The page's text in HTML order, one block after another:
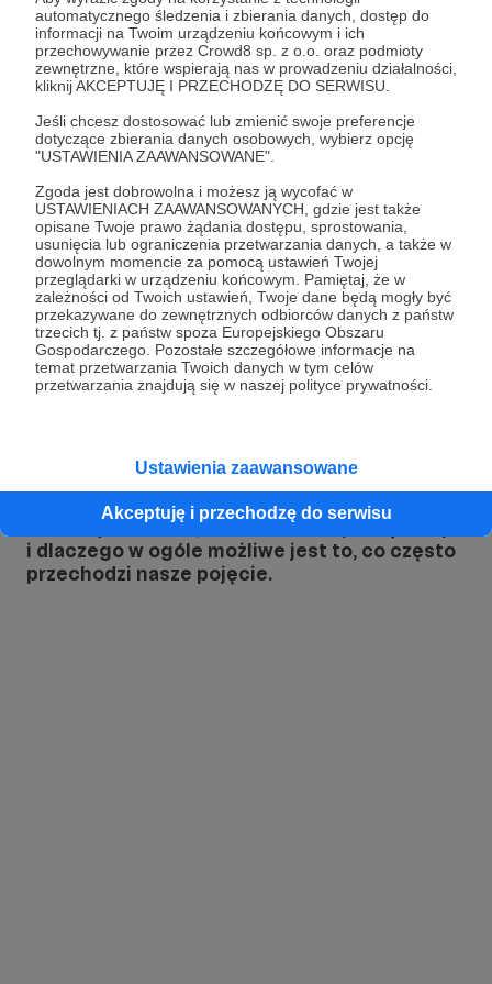
automatycznego śledzenia i zbierania danych, dostęp do
informacji na Twoim urządzeniu końcowym i ich
przechowywanie przez Crowd8 sp. z o.o. oraz podmioty
zewnętrzne, które wspierają nas w prowadzeniu działalności,
kliknij AKCEPTUJĘ I PRZECHODZĘ DO SERWISU.
Jeśli chcesz dostosować lub zmienić swoje preferencje
dotyczące zbierania danych osobowych, wybierz opcję
"USTAWIENIA ZAAWANSOWANE".
Zgoda jest dobrowolna i możesz ją wycofać w
USTAWIENIACH ZAAWANSOWANYCH, gdzie jest także
opisane Twoje prawo żądania dostępu, sprostowania,
usunięcia lub ograniczenia przetwarzania danych, a także w
dowolnym momencie za pomocą ustawień Twojej
przeglądarki w urządzeniu końcowym. Pamiętaj, że w
zależności od Twoich ustawień, Twoje dane będą mogły być
przekazywane do zewnętrznych odbiorców danych z państw
trzecich tj. z państw spoza Europejskiego Obszaru
Gospodarczego. Pozostałe szczegółowe informacje na
temat przetwarzania Twoich danych w tym celów
przetwarzania znajdują się w naszej polityce prywatności.
Ustawienia zaawansowane
Akceptuję i przechodzę do serwisu
Rozmawiamy z Rosjanami i z ekspertami.
Chcemy wiedzieć, co tam - w Rosji - się dzieje
i dlaczego w ogóle możliwe jest to, co często
przechodzi nasze pojęcie.